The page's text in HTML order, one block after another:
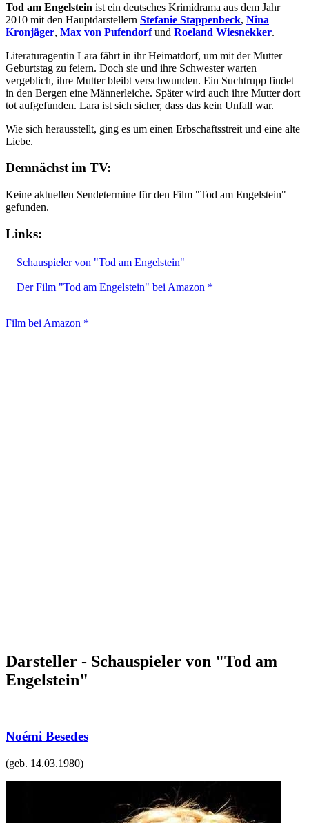
Tod am Engelstein ist ein deutsches Krimidrama aus dem Jahr
2010 mit den Hauptdarstellern Stefanie Stappenbeck, Nina
Kronjäger, Max von Pufendorfund Roeland Wiesnekker.
Literaturagentin Lara fährt in ihr Heimatdorf, um mit der Mutter
Geburtstag zu feiern. Doch sie und ihre Schwester warten
vergeblich, ihre Mutter bleibt verschwunden. Ein Suchtrupp findet
in den Bergen eine Männerleiche. Später wird auch ihre Mutter dort
tot aufgefunden. Lara ist sich sicher, dass das kein Unfall war.
Wie sich herausstellt, ging es um einen Erbschaftsstreit und eine alte
Liebe.
Demnächst im TV:
Keine aktuellen Sendetermine für den Film "Tod am Engelstein"
gefunden.
Links:
Schauspieler von "Tod am Engelstein"
Der Film "Tod am Engelstein" bei Amazon *
Film bei Amazon *
Darsteller - Schauspieler von "Tod am
Engelstein"
Noémi Besedes
(geb. 14.03.1980)